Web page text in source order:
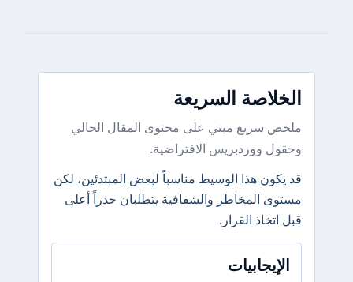
الخلاصة السريعة
ملخص سريع مبني على محتوى المقال الحالي
وحقول ووردبريس الافتراضية.
قد يكون هذا الوسيط مناسباً لبعض المبتدئين، لكن
مستوى المخاطر والشفافية يتطلبان حذراً أعلى
قبل اتخاذ القرار.
الإيجابيات